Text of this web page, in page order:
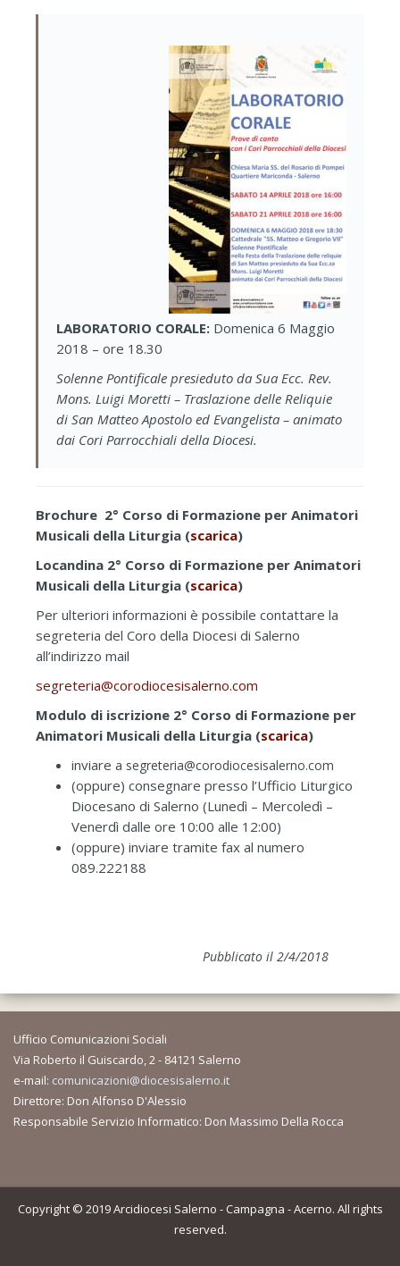
LABORATORIO CORALE: Domenica 6 Maggio
2018 – ore 18.30
Solenne Pontificale presieduto da Sua Ecc. Rev.
Mons. Luigi Moretti – Traslazione delle Reliquie
di San Matteo Apostolo ed Evangelista – animato
dai Cori Parrocchiali della Diocesi.
Brochure 2° Corso di Formazione per Animatori
Musicali della Liturgia (scarica)
Locandina 2° Corso di Formazione per Animatori
Musicali della Liturgia (scarica)
Per ulteriori informazioni è possibile contattare la
segreteria del Coro della Diocesi di Salerno
all’indirizzo mail
segreteria@corodiocesisalerno.com
Modulo di iscrizione 2° Corso di Formazione per
Animatori Musicali della Liturgia (scarica)
inviare a segreteria@corodiocesisalerno.com
(oppure) consegnare presso l’Ufficio Liturgico
Diocesano di Salerno (Lunedì – Mercoledì –
Venerdì dalle ore 10:00 alle 12:00)
(oppure) inviare tramite fax al numero
089.222188
Pubblicato il 2/4/2018
Ufficio Comunicazioni Sociali
Via Roberto il Guiscardo, 2 - 84121 Salerno
e-mail: comunicazioni@diocesisalerno.it
Direttore: Don Alfonso D'Alessio
Responsabile Servizio Informatico: Don Massimo Della Rocca
Copyright © 2019 Arcidiocesi Salerno - Campagna - Acerno. All rights
reserved.